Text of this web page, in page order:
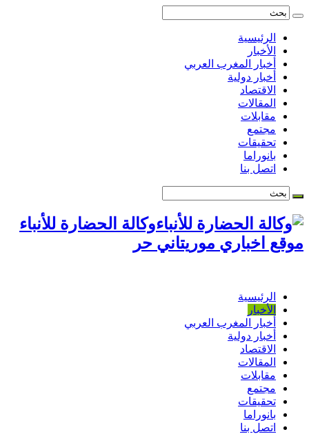
الرئيسية
الأخبار
أخبار المغرب العربي
أخبار دولية
الاقتصاد
المقالات
مقابلات
مجتمع
تحقيقات
بانوراما
اتصل بنا
وكالة الحضارة للأنباء
موقع اخباري موريتاني حر
الرئيسية
الأخبار
أخبار المغرب العربي
أخبار دولية
الاقتصاد
المقالات
مقابلات
مجتمع
تحقيقات
بانوراما
اتصل بنا